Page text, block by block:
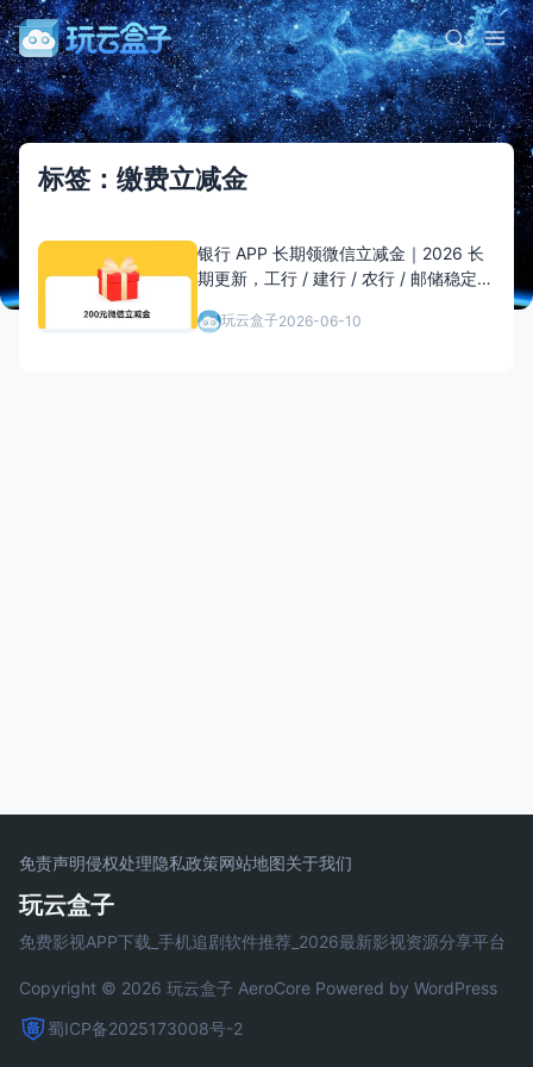
标签：缴费立减金
银行 APP 长期领微信立减金｜2026 长
期更新，工行 / 建行 / 农行 / 邮储稳定薅
玩云盒子2026-06-10
免责声明侵权处理隐私政策网站地图关于我们
玩云盒子
免费影视APP下载_手机追剧软件推荐_2026最新影视资源分享平台
Copyright © 2026 玩云盒子 AeroCore Powered by WordPress
蜀ICP备2025173008号-2